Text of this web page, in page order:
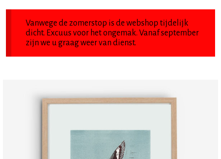
Vanwege de zomerstop is de webshop tijdelijk
dicht. Excuus voor het ongemak. Vanaf september
zijn we u graag weer van dienst.